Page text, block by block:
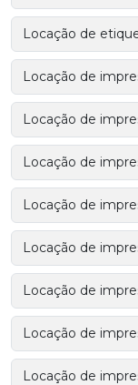
Locação de
Locação de
Locação de
Locação de
Locação de
Locação de
Locação de
Locação de
Locação de